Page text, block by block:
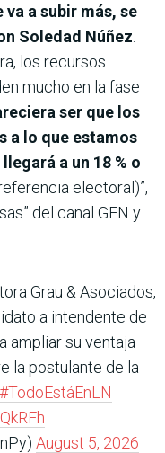
a subir más, se
Soledad Núñez
los recursos
mucho en la fase
ser que los
a lo que estamos
a un 18 % o
electoral)”,
del canal GEN y
Grau & Asociados,
a intendente de
ampliar su ventaja
la postulante de la
#TodoEstáEnLN
August 5, 2026